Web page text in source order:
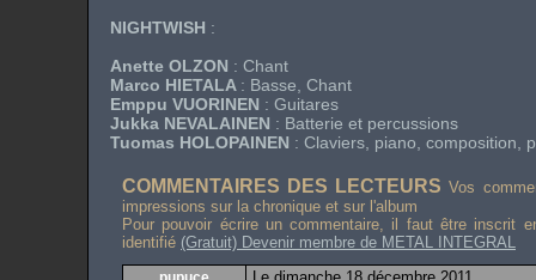
NIGHTWISH :
Anette OLZON : Chant
Marco HIETALA : Basse, Chant
Emppu VUORINEN : Guitares
Jukka NEVALAINEN : Batterie et percussions
Tuomas HOLOPAINEN : Claviers, piano, composition,
COMMENTAIRES DES LECTEURS Vos
impressions sur la chronique et sur l'album
Pour pouvoir écrire un commentaire, il faut être inscrit
identifié (Gratuit) Devenir membre de METAL INTEGRAL